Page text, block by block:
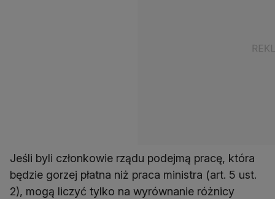
Jeśli byli członkowie rządu podejmą pracę, która
będzie gorzej płatna niż praca ministra (art. 5 ust.
2), mogą liczyć tylko na wyrównanie różnicy